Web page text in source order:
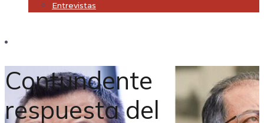
Entrevistas
Contundente
respuesta del